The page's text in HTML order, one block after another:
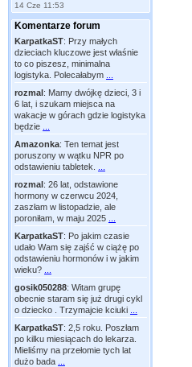
14 Cze 11:53
Komentarze forum
KarpatkaST: Przy małych
dzieciach kluczowe jest właśnie
to co piszesz, minimalna
logistyka. Polecałabym
rozmal: Mamy dwójkę dzieci, 3 i
6 lat, i szukam miejsca na
wakacje w górach gdzie logistyka
będzie
Amazonka: Ten temat jest
poruszony w wątku NPR po
odstawieniu tabletek.
rozmal: 26 lat, odstawione
hormony w czerwcu 2024,
zaszłam w listopadzie, ale
poroniłam, w maju 2025
KarpatkaST: Po jakim czasie
udało Wam się zajść w ciążę po
odstawieniu hormonów i w jakim
wieku?
gosik050288: Witam grupę
obecnie staram się już drugi cykl
o dziecko . Trzymajcie kciuki
KarpatkaST: 2,5 roku. Poszłam
po kilku miesiącach do lekarza.
Mieliśmy na przełomie tych lat
dużo bada